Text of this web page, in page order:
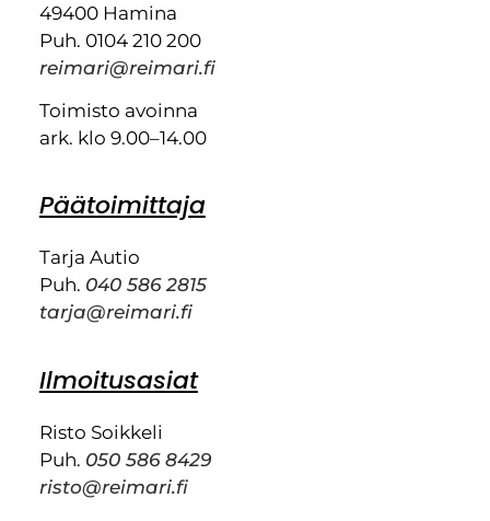
49400 Hamina
Puh. 0104 210 200
reimari@reimari.fi
Toimisto avoinna
ark. klo 9.00–14.00
Päätoimittaja
Tarja Autio
Puh. 040 586 2815
tarja@reimari.fi
Ilmoitusasiat
Risto Soikkeli
Puh. 050 586 8429
risto@reimari.fi